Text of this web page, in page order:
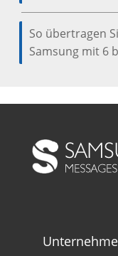
So übertragen
Samsung mit 6